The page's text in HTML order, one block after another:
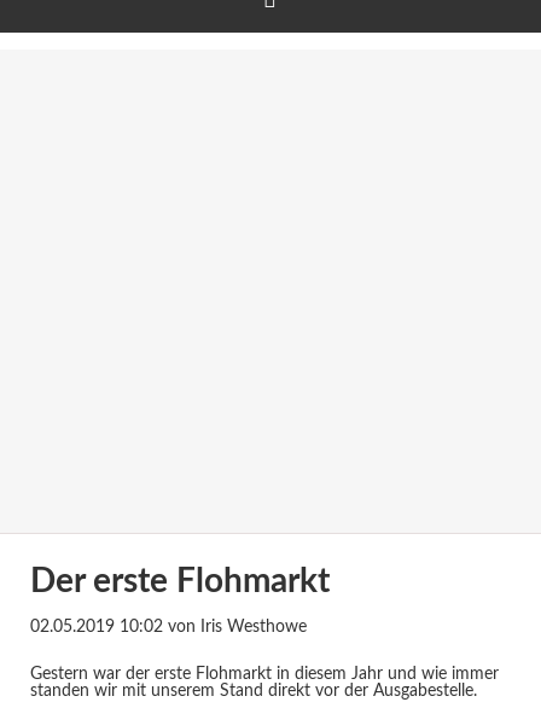
Der erste Flohmarkt
02.05.2019 10:02von Iris Westhowe
Gestern war der erste Flohmarkt in diesem Jahr und wie immer
standen wir mit unserem Stand direkt vor der Ausgabestelle.